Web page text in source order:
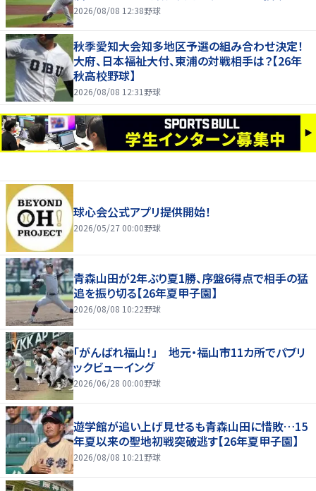
2026/08/08 12:38野球
秋季愛知大会知多地区予選の組み合わせ決定！
大府、日本福祉大付、東浦の対戦相手は？【26年
秋高校野球】
2026/08/08 12:31 野球
球心会公式アプリ提供開始！
2026/05/27 00:00野球
青森山田が2年ぶり夏1勝、序盤6得点で相手の猛
追を振り切る【26年夏甲子園】
2026/08/08 10:22野球
「がんばれ福山！」 地元・福山市11カ所でパブリ
ックビューイング
2026/06/28 00:00野球
遊学館が追い上げ見せるも青森山田に惜敗…15
年夏以来の聖地初戦突破逃す【26年夏甲子園】
2026/08/08 10:21 野球